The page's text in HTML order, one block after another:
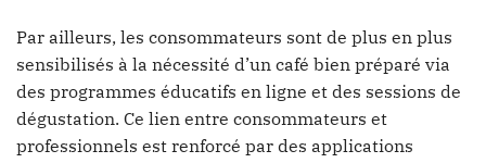
Par ailleurs, les consommateurs sont de plus en plus
sensibilisés à la nécessité d’un café bien préparé via
des programmes éducatifs en ligne et des sessions de
dégustation. Ce lien entre consommateurs et
professionnels est renforcé par des applications